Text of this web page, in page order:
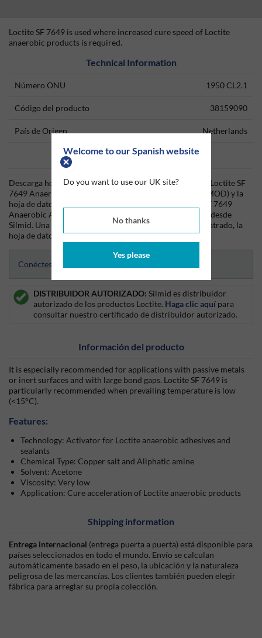
Welcome to our Spanish website
Do you want to use our UK site?
No thanks
Yes please
Loctite SF 7649 is used where increased cure speed of Loctite
anaerobic products is required.
Technical Information
Número ONU 1950 CL2.1
Código del producto 38159090
País de Origen Netherlands
Data Sheets
Descarga hoy mismo la hoja técnica (TDS) del producto Loctite SF
7649 Anaerobic Adhesive Activator N 150ml Aerosol (MOD) y la
hoja de datos de seguridad (SDS) del producto Loctite SF 7649
Anaerobic Adhesive Activator N 150ml Aerosol (MOD) desde
Silmid. Una vez que hayas iniciado sesión o te hayas registrado, la
hoja de datos será visible para su descarga.
Conéctese para acceder a las hojas de datos
DISTRIBUIDOR AUTORIZADO: Silmid es distribuidor
autorizado de los productos Loctite. Haga clic aquí para
consultar nuestro certificado de distribuidor autorizado.
Información del producto
It is especially recommended for applications with passive metals
or inert surfaces and with large bond gaps. Loctite SF 7649 is
particularly recommended when prevailing temperature is low
(<15°C).
Features:
Technology: Activator for Loctite anaerobic adhesives and
sealants
Chemical Type: Copper salt and Aliphatic amine
Solvent: Acetone
Viscosity: Very low
Application: Cure acceleration of Loctite anaerobic products
Shipping information
Entrega internacional (entrega puerta a puerta) está disponible para
países seleccionados en todo el mundo. Envío se calculan
automáticamente basado en el peso, la ubicación y la naturaleza
peligrosa de las mercancías. Los clientes también pueden elegir
fábrica para arreglar su propia colección.